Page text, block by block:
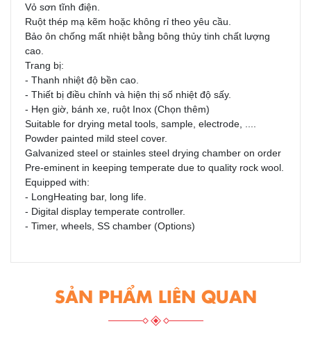
Vỏ sơn tĩnh điện.
Ruột thép mạ kẽm hoặc không rỉ theo yêu cầu.
Bảo ôn chống mất nhiệt bằng bông thủy tinh chất lượng
cao.
Trang bị:
- Thanh nhiệt độ bền cao.
- Thiết bị điều chỉnh và hiện thị số nhiệt độ sấy.
- Hẹn giờ, bánh xe, ruột Inox (Chọn thêm)
Suitable for drying metal tools, sample, electrode, ....
Powder painted mild steel cover.
Galvanized steel or stainles steel drying chamber on order
Pre-eminent in keeping temperate due to quality rock wool.
Equipped with:
- LongHeating bar, long life.
- Digital display temperate controller.
- Timer, wheels, SS chamber (Options)
SẢN PHẨM LIÊN QUAN